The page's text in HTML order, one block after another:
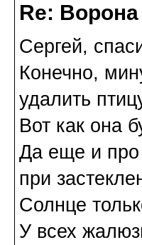
Re:
Сергей,
Конечно,
удалить
Вот как она
Да еще и про
при
Солнце
У всех